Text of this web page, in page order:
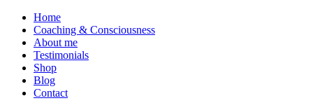
Home
Coaching & Consciousness
About me
Testimonials
Shop
Blog
Contact